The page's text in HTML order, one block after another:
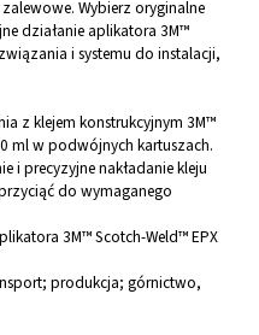
Wybierz oryginalne
działanie aplikatora 3M™
i systemu do instalacji,
z klejem konstrukcyjnym 3M™
ml w podwójnych kartuszach.
i precyzyjne nakładanie kleju
do wymaganego
3M™ Scotch-Weld™ EPX
produkcja; górnictwo,